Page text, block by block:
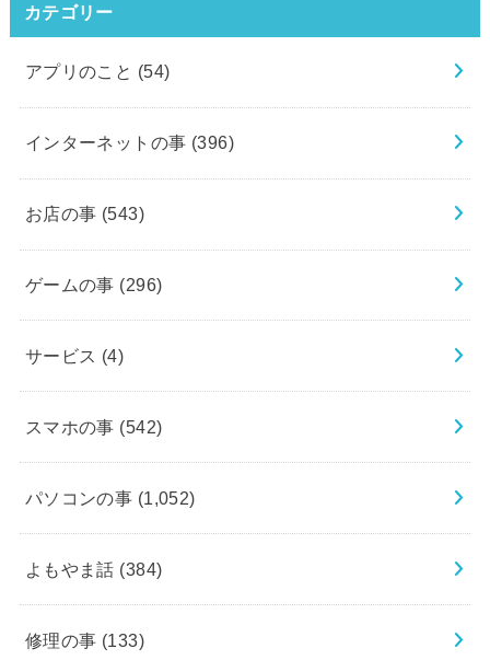
カテゴリー
アプリのこと (54)
インターネットの事 (396)
お店の事 (543)
ゲームの事 (296)
サービス (4)
スマホの事 (542)
パソコンの事 (1,052)
よもやま話 (384)
修理の事 (133)